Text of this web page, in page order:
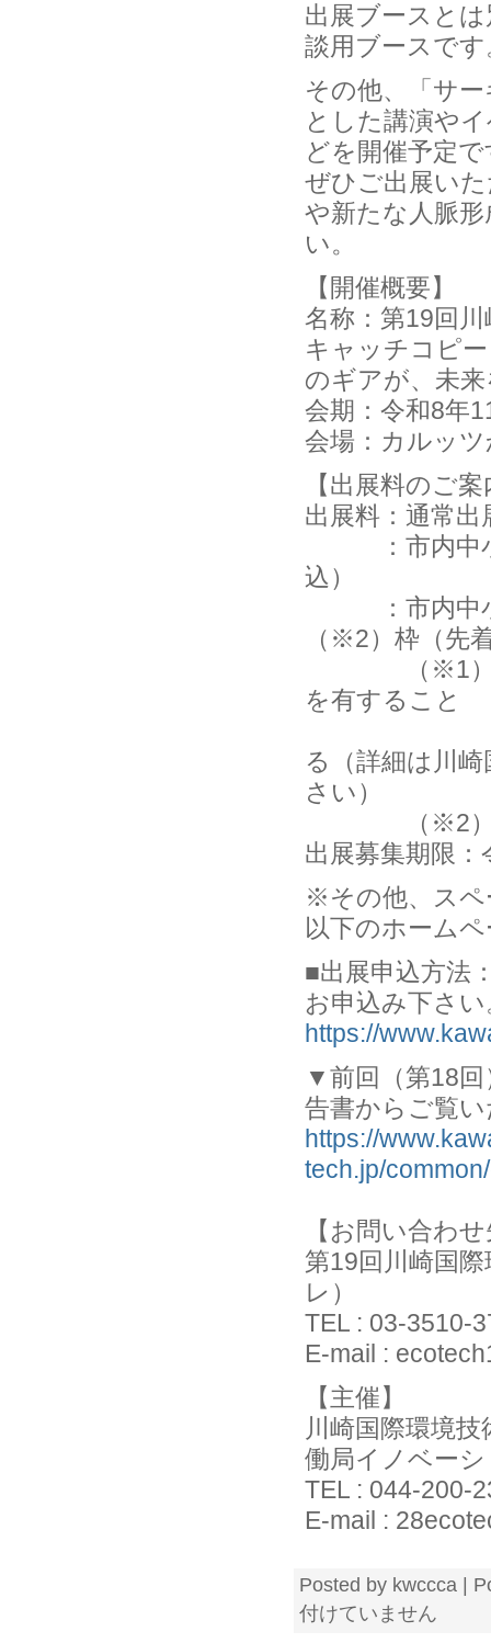
出展ブースと
談用ブースです
その他、「サ
とした講演や
どを開催予定
ぜひご出展い
や新たな人脈
い。
【開催概要】
名称：第19回
キャッチコピ
のギアが、未
会期：令和8年
会場：カルッ
【出展料のご
出展料：通常
：市内中小
込）
：市内中小
（※2）枠（先
（※1）「市
を有すること
る（詳細は川
さい）
（※2）2018
出展募集期限
※その他、スペ
以下のホーム
■出展申込方法
お申込み下さい
https://
▼前回（第18
告書からご覧
https://
tech.jp/
【お問い合わ
第19回川崎国
レ）
TEL : 03-3510-
E-mail :
【主催】
川崎国際環境
働局イノベー
TEL : 044-200-
E-mail :
Posted by kwccca |
付けていません